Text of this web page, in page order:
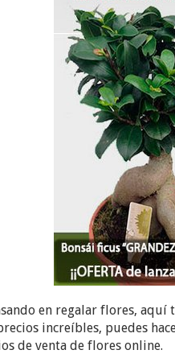
en regalar flores,
increíbles, puedes
de venta de flores online.